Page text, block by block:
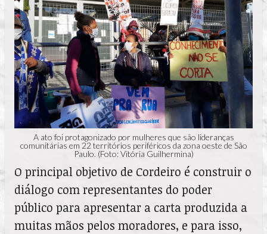
A ato foi protagonizado por mulheres que são lideranças
comunitárias em 22 territórios periféricos da zona oeste de São
Paulo. (Foto: Vitória Guilhermina)
O principal objetivo de Cordeiro é construir o
diálogo com representantes do poder
público para apresentar a carta produzida a
muitas mãos pelos moradores, e para isso,